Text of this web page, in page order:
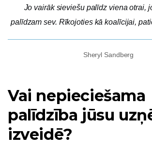
Jo vairāk sieviešu palīdz viena otrai,
palīdzam sev. Rīkojoties kā koalīcijai,
Sheryl Sandberg
Vai nepieciešama
palīdzība jūsu
izveidē?